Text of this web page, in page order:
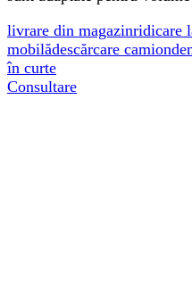
livrare din magazinridicare
mobilădescărcare camion
în curte
Consultare